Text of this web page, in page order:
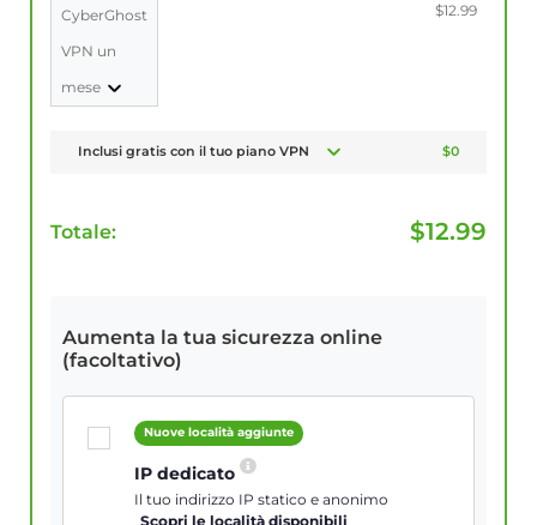
CyberGhost
VPN un
mese
$12.99
Inclusi gratis con il tuo piano VPN $0
Totale: $12.99
Aumenta la tua sicurezza online
(facoltativo)
Nuove località aggiunte
IP dedicato
Il tuo indirizzo IP statico e anonimo
Scopri le località disponibili